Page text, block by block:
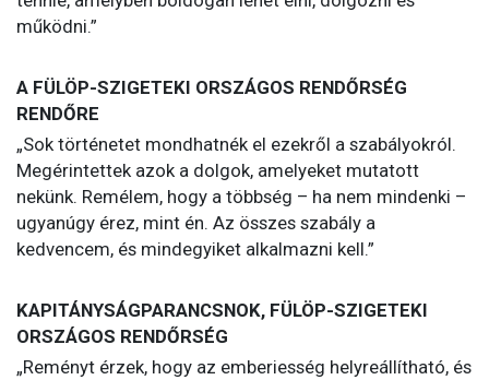
működni.”
A FÜLÖP-SZIGETEKI ORSZÁGOS RENDŐRSÉG
RENDŐRE
„Sok történetet mondhatnék el ezekről a szabályokról.
Megérintettek azok a dolgok, amelyeket mutatott
nekünk. Remélem, hogy a többség – ha nem mindenki –
ugyanúgy érez, mint én. Az összes szabály a
kedvencem, és mindegyiket alkalmazni kell.”
KAPITÁNYSÁGPARANCSNOK, FÜLÖP-SZIGETEKI
ORSZÁGOS RENDŐRSÉG
„Reményt érzek, hogy az emberiesség helyreállítható, és